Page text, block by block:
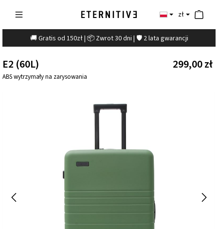
zł
🚚 Gratis od 150zł | 📦 Zwrot 30 dni | 🛡️ 2 lata gwarancji
E2 (60L)
ABS wytrzymały na zarysowania
299,00 zł